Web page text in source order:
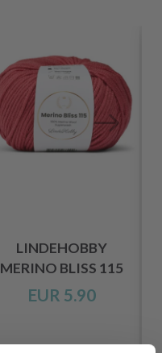
LINDEHOBBY
MERINO BLISS 115
EUR 5.90